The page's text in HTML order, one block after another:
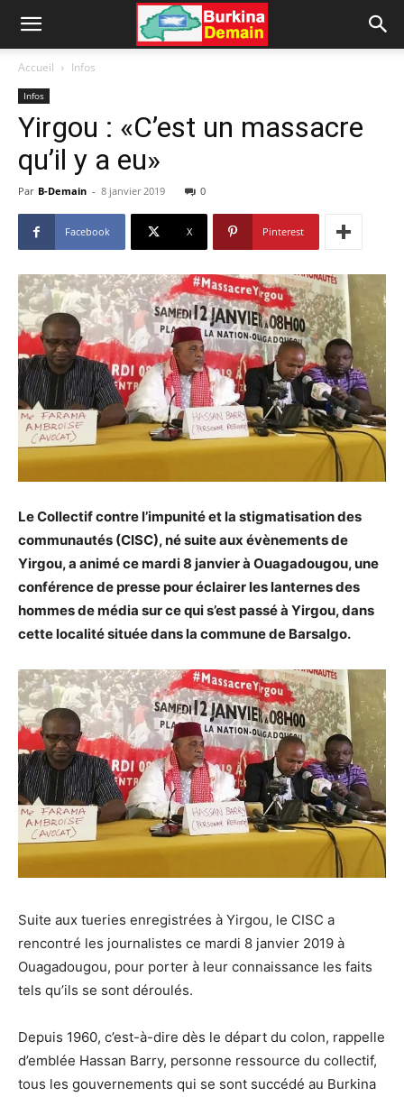
Accueil Infos
Infos
Yirgou : «C’est un massacre
qu’il y a eu»
Par B-Demain - 8 janvier 2019 0
Facebook X Pinterest
Le Collectif contre l’impunité et la stigmatisation des
communautés (CISC), né suite aux évènements de
Yirgou, a animé ce mardi 8 janvier à Ouagadougou, une
conférence de presse pour éclairer les lanternes des
hommes de média sur ce qui s’est passé à Yirgou, dans
cette localité située dans la commune de Barsalgo.
Suite aux tueries enregistrées à Yirgou, le CISC a
rencontré les journalistes ce mardi 8 janvier 2019 à
Ouagadougou, pour porter à leur connaissance les faits
tels qu’ils se sont déroulés.
Depuis 1960, c’est-à-dire dès le départ du colon, rappelle
d’emblée Hassan Barry, personne ressource du collectif,
tous les gouvernements qui se sont succédé au Burkina